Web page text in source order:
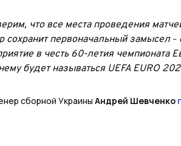
что все места проведения
сохранит первоначальный замысел –
в честь 60-летия чемпионата
будет называться UEFA EURO
сборной Украины Андрей Шевченко